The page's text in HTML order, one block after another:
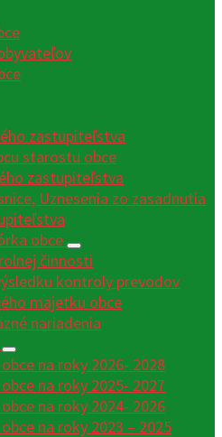
zastupiteľstva
starostu obce
zastupiteľstva
Uznesenia zo zasadnutia
obce
činnosti
kontroly prevodov
majetku obce
nariadenia
na roky 2026- 2028
na roky 2025- 2027
na roky 2024- 2026
na roky 2023 – 2025